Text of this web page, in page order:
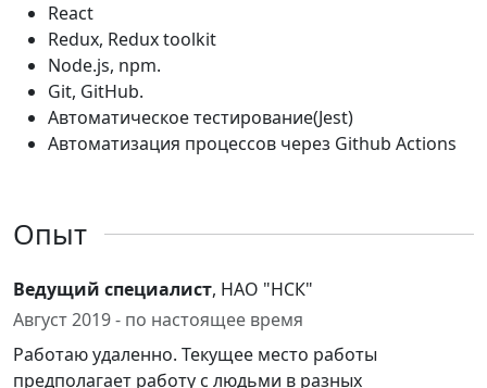
React
Redux, Redux toolkit
Node.js, npm.
Git, GitHub.
Автоматическое тестирование(Jest)
Автоматизация процессов через Github Actions
Опыт
Ведущий специалист, НАО "НСК"
Август 2019 - по настоящее время
Работаю удаленно. Текущее место работы
предполагает работу с людьми в разных